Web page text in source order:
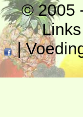
© 2005
Links
|